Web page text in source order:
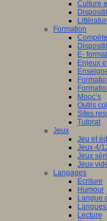
Culture
Formation
E-
Enjeux
Mooc’s
Outils
Sites
Tutorat
Jeux
Jeu et
Jeux 4/
Jeux
Jeux
Langages
Ecriture
Humour
Langue
Lecture